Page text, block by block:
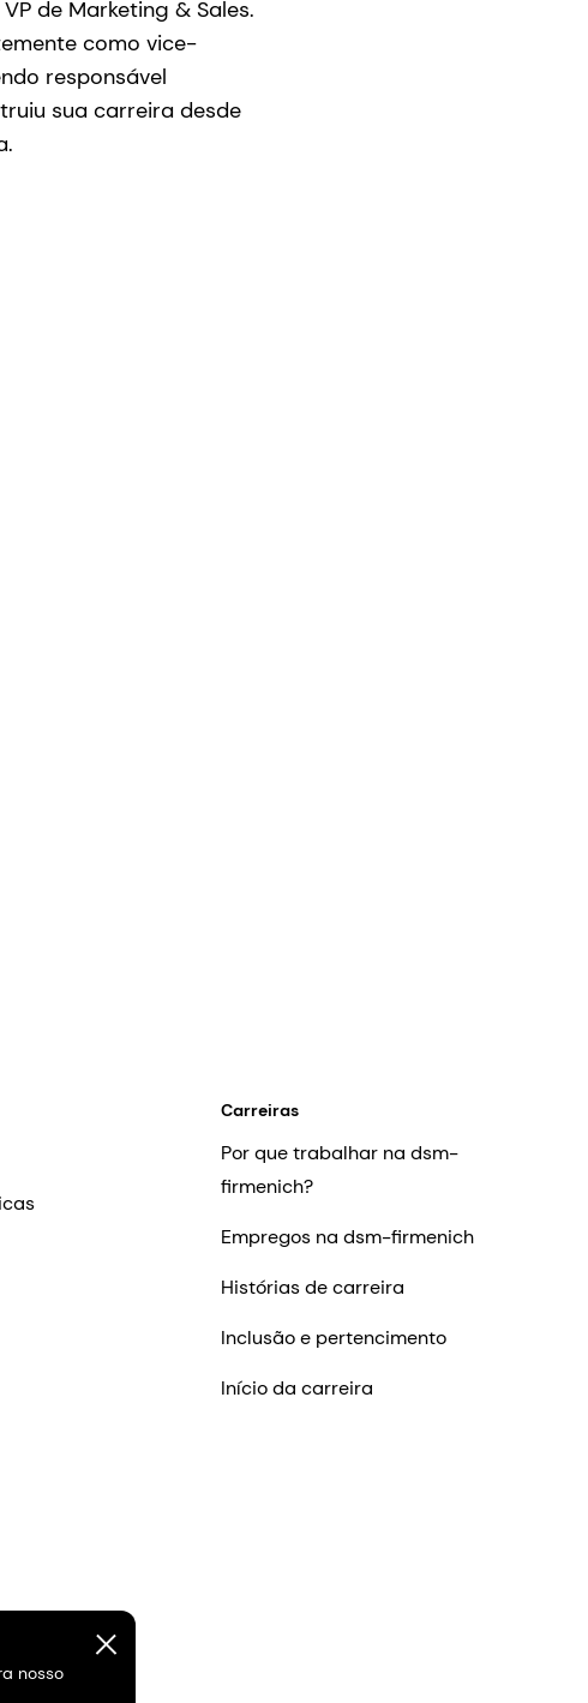
de Marketing & Sales.
como vice-
responsável
sua carreira desde
nosso
Carreiras
Por que trabalhar na dsm-
firmenich?
Empregos na dsm-firmenich
Histórias de carreira
Inclusão e pertencimento
Início da carreira